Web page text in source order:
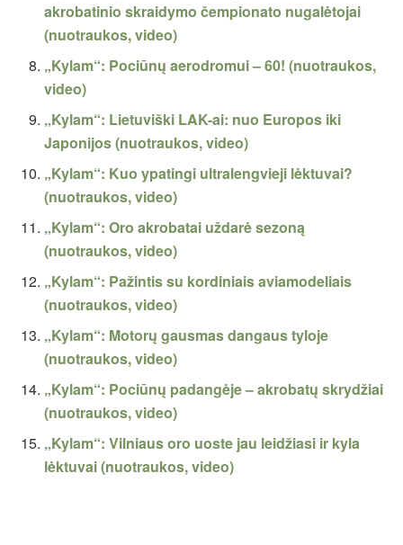
akrobatinio skraidymo čempionato nugalėtojai
(nuotraukos, video)
„Kylam“: Pociūnų aerodromui – 60! (nuotraukos,
video)
„Kylam“: Lietuviški LAK-ai: nuo Europos iki
Japonijos (nuotraukos, video)
„Kylam“: Kuo ypatingi ultralengvieji lėktuvai?
(nuotraukos, video)
„Kylam“: Oro akrobatai uždarė sezoną
(nuotraukos, video)
„Kylam“: Pažintis su kordiniais aviamodeliais
(nuotraukos, video)
„Kylam“: Motorų gausmas dangaus tyloje
(nuotraukos, video)
„Kylam“: Pociūnų padangėje – akrobatų skrydžiai
(nuotraukos, video)
„Kylam“: Vilniaus oro uoste jau leidžiasi ir kyla
lėktuvai (nuotraukos, video)